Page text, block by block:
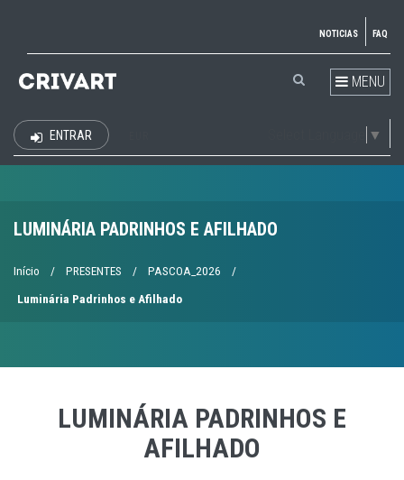
NOTICIAS FAQ
MENU
▼
ENTRAR
LUMINÁRIA PADRINHOS E AFILHADO
Início / PRESENTES / PASCOA_2026 /
Luminária Padrinhos e Afilhado
LUMINÁRIA PADRINHOS E
AFILHADO